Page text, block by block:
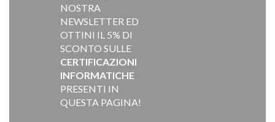
NOSTRA
NEWSLETTER ED
OTTINI IL 5% DI
SCONTO SULLE
CERTIFICAZIONI
INFORMATICHE
PRESENTI IN
QUESTA PAGINA!